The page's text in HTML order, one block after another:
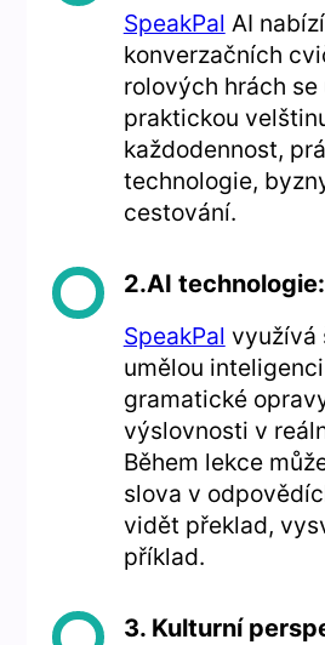
SpeakPal AI
konverzačních
rolových hrách se
praktickou
každodennost,
technologie,
cestování.
2.AI technologie:
SpeakPal využívá
umělou
gramatické
výslovnosti v
Během lekce
slova v
vidět překlad,
příklad.
3. Kulturní